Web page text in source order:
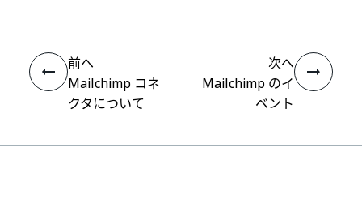
前へ
Mailchimp コネ
クタについて
次へ
Mailchimp のイ
ベント